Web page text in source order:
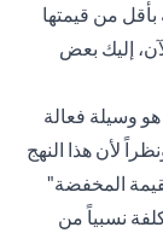
من قيمتها
إليك بعض
وسيلة فعالة
لأن هذا النهج
المخفضة"
نسبياً من